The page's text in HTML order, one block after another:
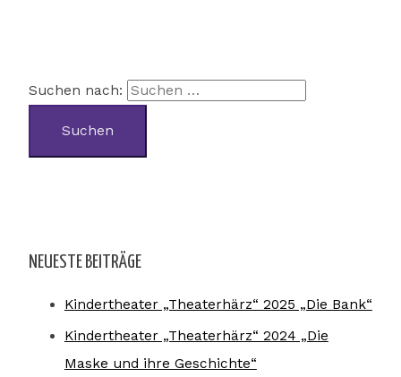
Suchen nach:
NEUESTE BEITRÄGE
Kindertheater „Theaterhärz“ 2025 „Die Bank“
Kindertheater „Theaterhärz“ 2024 „Die
Maske und ihre Geschichte“